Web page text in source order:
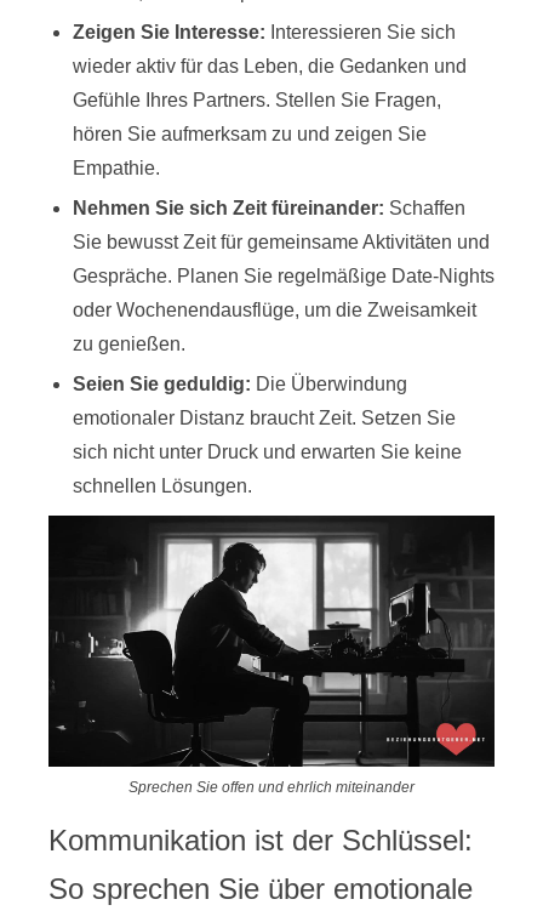
Zeigen Sie Interesse: Interessieren Sie sich
wieder aktiv für das Leben, die Gedanken und
Gefühle Ihres Partners. Stellen Sie Fragen,
hören Sie aufmerksam zu und zeigen Sie
Empathie.
Nehmen Sie sich Zeit füreinander: Schaffen
Sie bewusst Zeit für gemeinsame Aktivitäten und
Gespräche. Planen Sie regelmäßige Date-Nights
oder Wochenendausflüge, um die Zweisamkeit
zu genießen.
Seien Sie geduldig: Die Überwindung
emotionaler Distanz braucht Zeit. Setzen Sie
sich nicht unter Druck und erwarten Sie keine
schnellen Lösungen.
Sprechen Sie offen und ehrlich miteinander
Kommunikation ist der Schlüssel:
So sprechen Sie über emotionale